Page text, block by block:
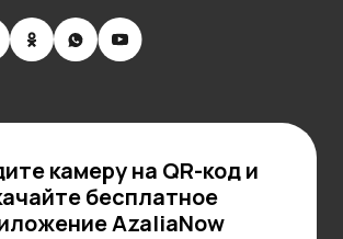
камеру на QR-код и
бесплатное
AzaliaNow